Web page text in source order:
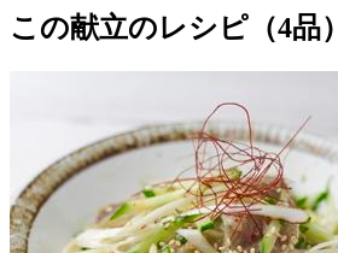
この献立のレシピ（4品）